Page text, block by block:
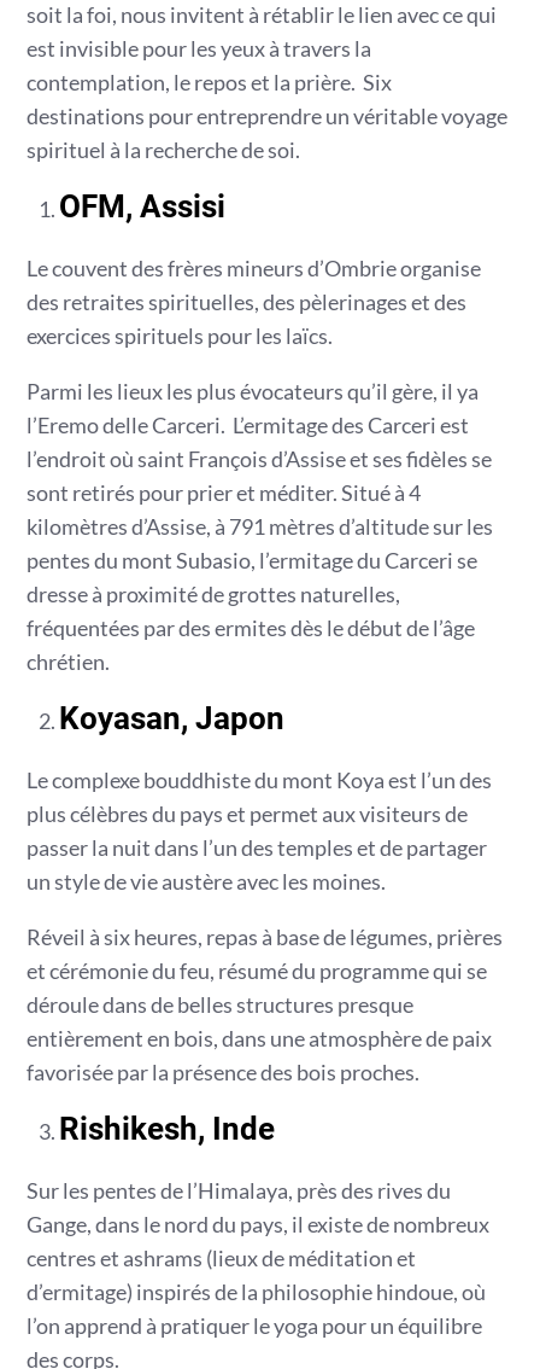
soit la foi, nous invitent à rétablir le lien avec ce qui
est invisible pour les yeux à travers la
contemplation, le repos et la prière. Six
destinations pour entreprendre un véritable voyage
spirituel à la recherche de soi.
OFM, Assisi
Le couvent des frères mineurs d’Ombrie organise
des retraites spirituelles, des pèlerinages et des
exercices spirituels pour les laïcs.
Parmi les lieux les plus évocateurs qu’il gère, il ya
l’Eremo delle Carceri. L’ermitage des Carceri est
l’endroit où saint François d’Assise et ses fidèles se
sont retirés pour prier et méditer. Situé à 4
kilomètres d’Assise, à 791 mètres d’altitude sur les
pentes du mont Subasio, l’ermitage du Carceri se
dresse à proximité de grottes naturelles,
fréquentées par des ermites dès le début de l’âge
chrétien.
Koyasan, Japon
Le complexe bouddhiste du mont Koya est l’un des
plus célèbres du pays et permet aux visiteurs de
passer la nuit dans l’un des temples et de partager
un style de vie austère avec les moines.
Réveil à six heures, repas à base de légumes, prières
et cérémonie du feu, résumé du programme qui se
déroule dans de belles structures presque
entièrement en bois, dans une atmosphère de paix
favorisée par la présence des bois proches.
Rishikesh, Inde
Sur les pentes de l’Himalaya, près des rives du
Gange, dans le nord du pays, il existe de nombreux
centres et ashrams (lieux de méditation et
d’ermitage) inspirés de la philosophie hindoue, où
l’on apprend à pratiquer le yoga pour un équilibre
des corps.